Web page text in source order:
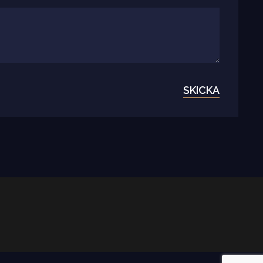
SKICKA